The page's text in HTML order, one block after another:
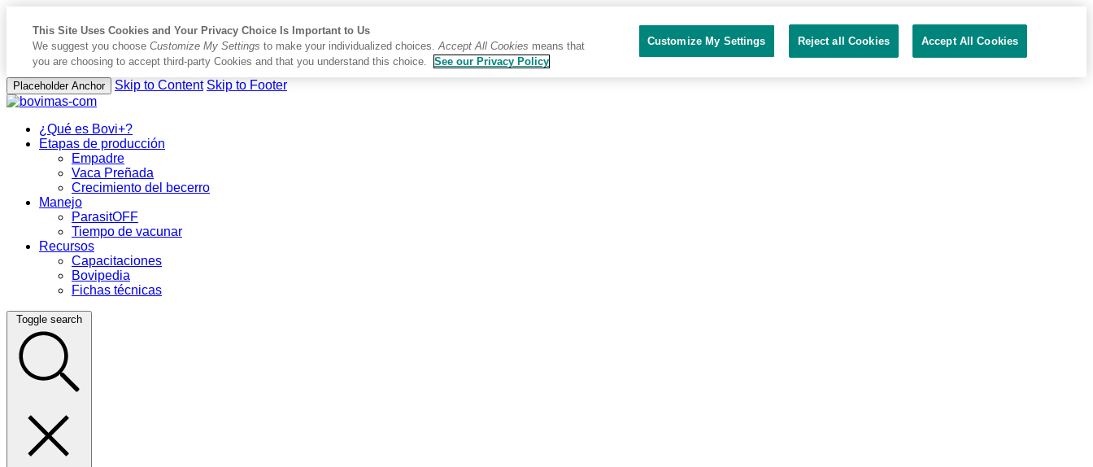
Placeholder Anchor Skip to Content Skip to Footer
¿Qué es Bovi+?
Etapas de producción
Empadre
Vaca Preñada
Crecimiento del becerro
Manejo
ParasitOFF
Tiempo de vacunar
Recursos
Capacitaciones
Bovipedia
Fichas técnicas
Toggle search
This Site Uses Cookies and Your Privacy Choice Is Important to Us
We suggest you choose Customize My Settings to make your individualized choices.Accept All Cookies means that
you are choosing to accept third-party Cookies and that you understand this choice.
See our Privacy Policy
Customize My Settings Reject all Cookies Accept All Cookies